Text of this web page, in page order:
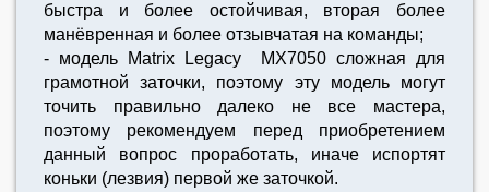
быстра и более остойчивая, вторая более
манёвренная и более отзывчатая на команды;
- модель Matrix Legacy MX7050 сложная для
грамотной заточки, поэтому эту модель могут
точить правильно далеко не все мастера,
поэтому рекомендуем перед приобретением
данный вопрос проработать, иначе испортят
коньки (лезвия) первой же заточкой.